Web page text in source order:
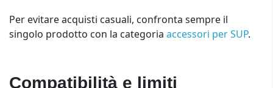
Per evitare acquisti casuali, confronta sempre il
singolo prodotto con la categoria accessori per SUP.
Compatibilità e limiti